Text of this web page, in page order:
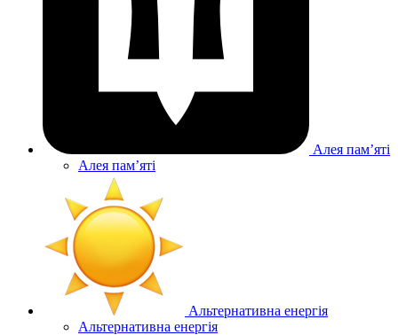
Алея памʼяті
Алея памʼяті
Альтернативна енергія
Альтернативна енергія